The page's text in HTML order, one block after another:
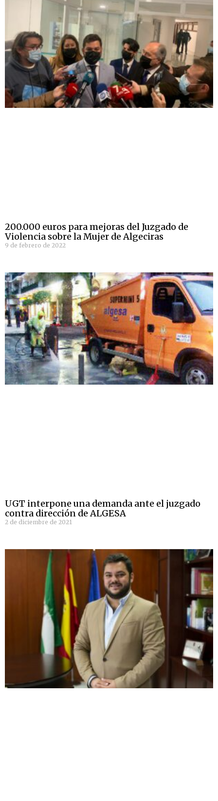
200.000 euros para mejoras del Juzgado de
Violencia sobre la Mujer de Algeciras
9 de febrero de 2022
UGT interpone una demanda ante el juzgado
contra dirección de ALGESA
2 de diciembre de 2021